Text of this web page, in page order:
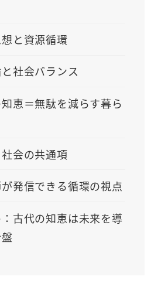
と資源循環
社会バランス
恵＝無駄を減らす暮ら
会の共通項
発信できる循環の視点
古代の知恵は未来を導